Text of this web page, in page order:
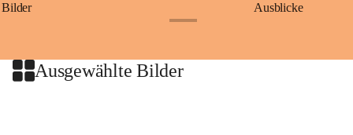
Bilder Ausblicke
Ausgewählte Bilder